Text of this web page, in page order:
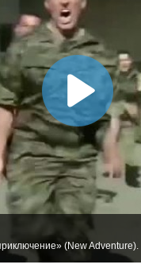
(New Adventure).